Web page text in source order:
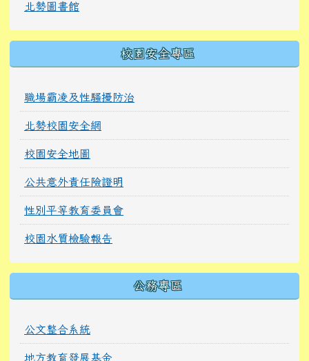
北勢圖書館
校園安全專區
職場霸凌及性騷擾防治
北勢校園安全網
校園安全地圖
公共意外責任險證明
性別平等教育委員會
校園水質檢驗報告
公務專區
公文整合系統
地方教育發展基金